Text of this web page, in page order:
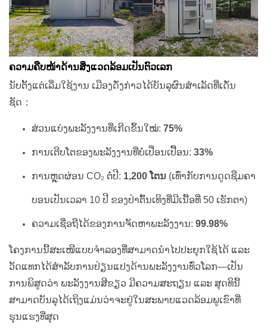
ຄວາມຄືບໜ້າດ້ານສິ່ງແວດລ້ອມເປັນຕົວເລກ
ນັບຕັ້ງແຕ່ເລີ່ມໃຊ້ງານ ເມືອງດັ່ງກ່າວໄດ້ບັນລຸຜົນສຳເລັດທີ່ເດັ່ນ
ຊັດ：
ສ່ວນແບ່ງພະລັງງານທີ່ເກີດຂຶ້ນໃໝ່: 75%
ການເຕີບໂຕຂອງພະລັງງານທີ່ບໍ່ເປື່ອນເປື້ອນ: 33%
ການຫຼຸດຜ່ອນ CO₂ ຕໍ່ປີ: 1,200 ໂຕນ (ເທົ່າກັບການດູດຊືມຄາ
ບອນເປັນເວລາ 10 ປີ ຂອງປ່າຕົ້ນເທິງທີ່ມີເນື້ອທີ່ 50 ເຮັກຕາ)
ຄວາມເຊື່ອຖືໄດ້ຂອງການຈັດຫາພະລັງງານ: 99.98%
ໂຄງການນີ້ສະເໜີແບບຈຳລອງທີ່ສາມາດນຳໄປປະຍຸກໃຊ້ໄດ້ ແລະ
ວັດແທກໄດ້ສຳລັບການປ່ຽນແປງດ້ານພະລັງງານທົ່ວໂລກ—ເປັນ
ການພິສູດວ່າ ພະລັງງານສີຂຽວ ມີຄວາມສະຖຽນ ແລະ ສຸດທິນີ້
ສາມາດບັນລຸໄດ້ເຖິງແມ່ນວ່າຈະຢູ່ໃນສະພາບແວດລ້ອມພູເຂົາທີ່
ຮຸນແຮງທີ່ສຸດ